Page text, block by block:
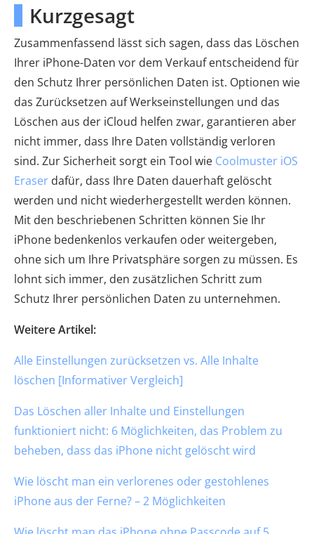
Kurzgesagt
Zusammenfassend lässt sich sagen, dass das Löschen
Ihrer iPhone-Daten vor dem Verkauf entscheidend für
den Schutz Ihrer persönlichen Daten ist. Optionen wie
das Zurücksetzen auf Werkseinstellungen und das
Löschen aus der iCloud helfen zwar, garantieren aber
nicht immer, dass Ihre Daten vollständig verloren
sind. Zur Sicherheit sorgt ein Tool wie Coolmuster iOS
Eraser dafür, dass Ihre Daten dauerhaft gelöscht
werden und nicht wiederhergestellt werden können.
Mit den beschriebenen Schritten können Sie Ihr
iPhone bedenkenlos verkaufen oder weitergeben,
ohne sich um Ihre Privatsphäre sorgen zu müssen. Es
lohnt sich immer, den zusätzlichen Schritt zum
Schutz Ihrer persönlichen Daten zu unternehmen.
Weitere Artikel:
Alle Einstellungen zurücksetzen vs. Alle Inhalte
löschen [Informativer Vergleich]
Das Löschen aller Inhalte und Einstellungen
funktioniert nicht: 6 Möglichkeiten, das Problem zu
beheben, dass das iPhone nicht gelöscht wird
Wie löscht man ein verlorenes oder gestohlenes
iPhone aus der Ferne? – 2 Möglichkeiten